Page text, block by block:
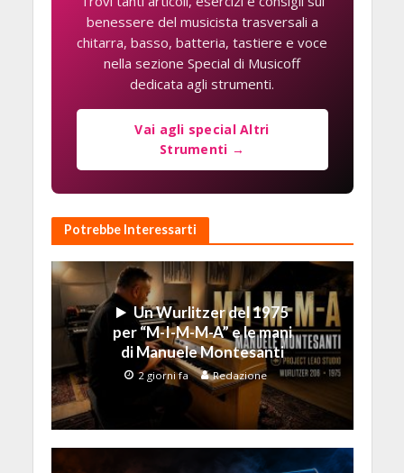
benessere del musicista trasversali a
chitarra, basso, batteria, tastiere e voce
nella sezione Special di Musicoff
dedicata agli strumenti.
Vai agli special Altri
Strumenti →
Potrebbe Interessarti
Un Wurlitzer del 1975
per “M-I-M-M-A” e le mani
di Manuele Montesanti
2 giorni fa Redazione